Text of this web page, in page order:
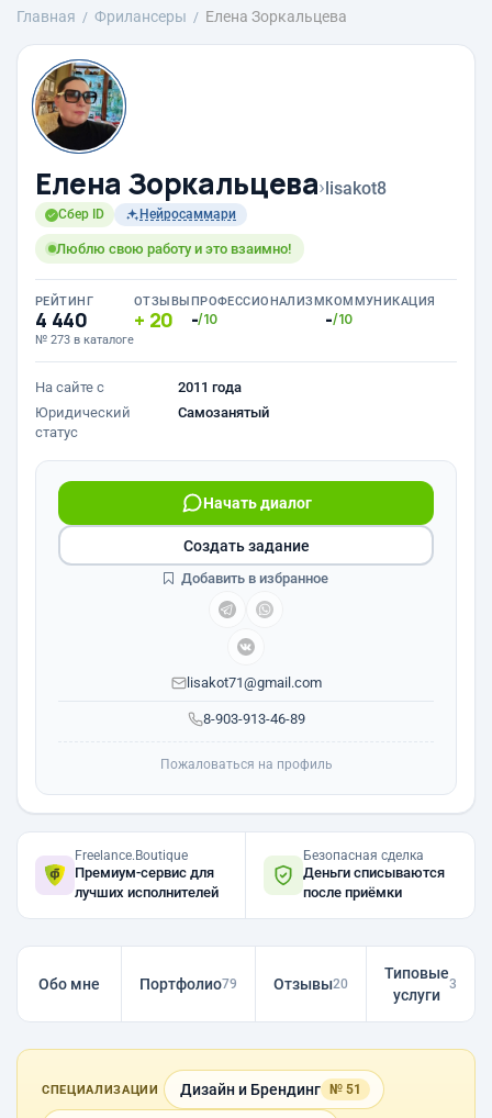
Главная Фрилансеры Елена Зоркальцева
Елена Зоркальцева›lisakot8
Сбер ID Нейросаммари
Люблю свою работу и это взаимно!
РЕЙТИНГ
4 440
№ 273 в каталоге
ОТЗЫВЫ
20
ПРОФЕССИОНАЛИЗМ
-/10
КОММУНИКАЦИЯ
-/10
На сайте с
2011 года
Юридический
статус
Самозанятый
8-903-913-46-89
Начать диалог
lisakot71@gmail.com
Создать задание
Добавить в избранное
Пожаловаться на профиль
Freelance.Boutique
Премиум-сервис для
лучших исполнителей
Безопасная сделка
Деньги списываются
после приёмки
Обо мне Портфолио79 Отзывы20
Типовые
услуги
3
СПЕЦИАЛИЗАЦИИ Дизайн и Брендинг № 51